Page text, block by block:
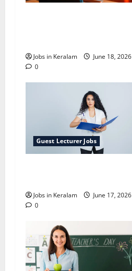
Jobs in Keralam
June 18, 2026
0
Guest Lecturer Jobs
Jobs in Keralam
June 17, 2026
0